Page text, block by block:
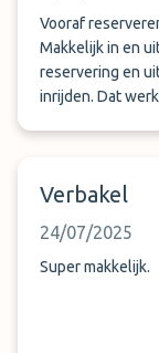
Vooraf
Makkelijk in en
reservering en
inrijden. Dat werkt verwarrend. In en uitrijden is gewoon
Verbakel
24/07/2025
Super makkelijk.